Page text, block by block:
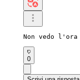
Non vedo
0